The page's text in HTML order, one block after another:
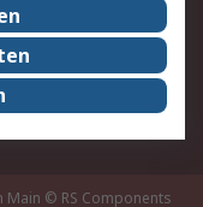
Center
Main © RS Components